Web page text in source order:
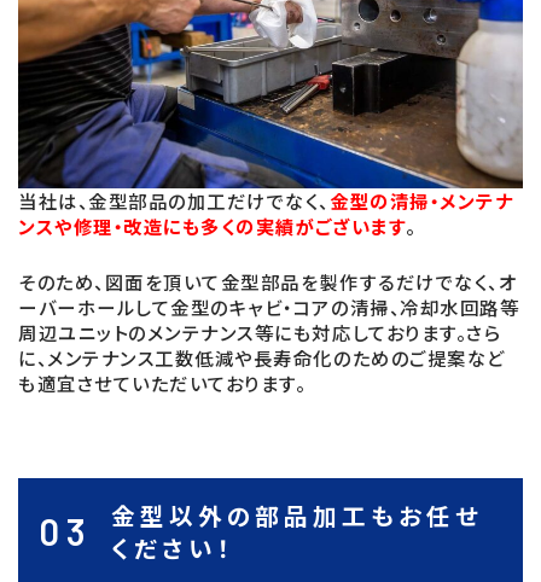
当社は、金型部品の加工だけでなく、 金型の清掃・メンテナ
ンスや修理・改造にも多くの実績がございます。
そのため、図面を頂いて金型部品を製作するだけでなく、オ
ーバーホールして金型のキャビ・コアの清掃、冷却水回路等
周辺ユニットのメンテナンス等にも対応しております。さら
に、メンテナンス工数低減や長寿命化のためのご提案など
も適宜させていただいております。
03
金型以外の部品加工もお任せ
ください！